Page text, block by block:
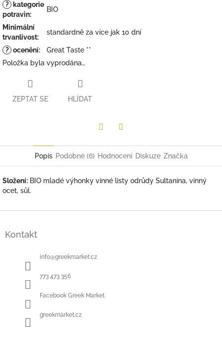
?
kategorie
potravin:
BIO
Minimální
trvanlivost:
standardně za více jak 10 dní
? ocenění:
Great Taste **
Položka byla vyprodána…
ZEPTAT SE HLÍDAT
Popis Podobné (6) Hodnocení Diskuze Značka
Složení: BIO mladé výhonky vinné listy odrůdy Sultanina, vinný
ocet, sůl.
Kontakt
info@greekmarket.cz
773 473 356
Facebook Greek Market
greekmarket.cz